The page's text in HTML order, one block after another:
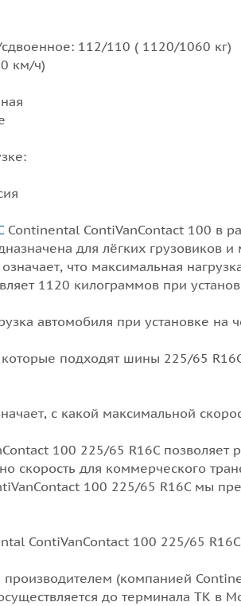
112/110 ( 1120/1060 кг)
км/ч)
Continental ContiVanContact 100 в
для лёгких грузовиков и
что максимальная
1120 килограммов при
автомобиля при установке
подходят шины 225/65
с какой максимальной
100 225/65 R16C позволяет
скорость для коммерческого
100 225/65 R16C мы
ContiVanContact 100 225/65
производителем (компанией
до терминала ТК в